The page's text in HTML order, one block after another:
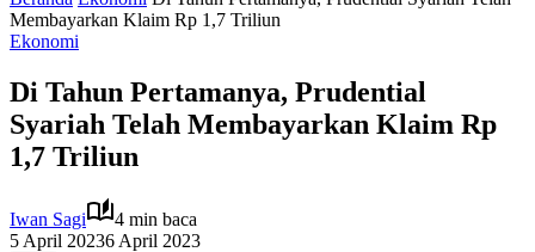
Membayarkan Klaim Rp 1,7 Triliun
Ekonomi
Di Tahun Pertamanya, Prudential
Syariah Telah Membayarkan Klaim Rp
1,7 Triliun
Iwan Sagi
4 min baca
5 April 20236 April 2023